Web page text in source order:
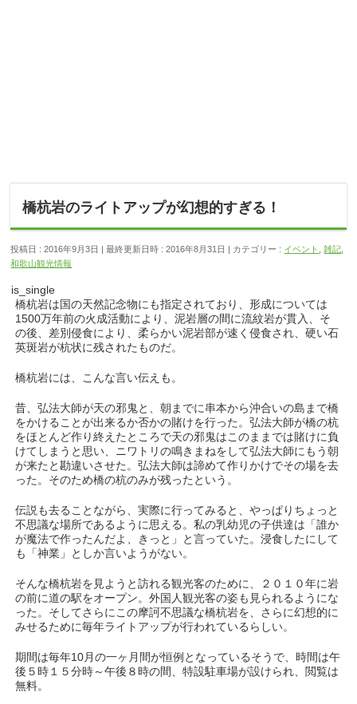
橋杭岩のライトアップが幻想的すぎる！
投稿日 : 2016年9月3日 最終更新日時 : 2016年8月31日 カテゴリー : イベント ,雑記
和歌山観光情報
is_single
橋杭岩は国の天然記念物にも指定されており、形成については
1500万年前の火成活動により、泥岩層の間に流紋岩が貫入、そ
の後、差別侵食により、柔らかい泥岩部が速く侵食され、硬い石
英斑岩が杭状に残されたものだ。
橋杭岩には、こんな言い伝えも。
昔、弘法大師が天の邪鬼と、朝までに串本から沖合いの島まで橋
をかけることが出来るか否かの賭けを行った。弘法大師が橋の杭
をほとんど作り終えたところで天の邪鬼はこのままでは賭けに負
けてしまうと思い、ニワトリの鳴きまねをして弘法大師にもう朝
が来たと勘違いさせた。弘法大師は諦めて作りかけでその場を去
った。そのため橋の杭のみが残ったという。
伝説も去ることながら、実際に行ってみると、やっぱりちょっと
不思議な場所であるように思える。私の乳幼児の子供達は「誰か
が魔法で作ったんだよ、きっと」と言っていた。浸食したにして
も「神業」としか言いようがない。
そんな橋杭岩を見ようと訪れる観光客のために、２０１０年に岩
の前に道の駅をオープン。外国人観光客の姿も見られるようにな
った。そしてさらにこの摩訶不思議な橋杭岩を、さらに幻想的に
みせるために毎年ライトアップが行われているらしい。
期間は毎年10月の一ヶ月間が恒例となっているそうで、時間は午
後５時１５分時～午後８時の間、特設駐車場が設けられ、閲覧は
無料。